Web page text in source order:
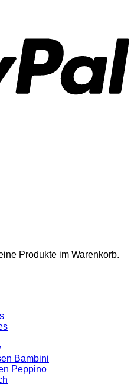
Produkte im Warenkorb.
Bambini
Peppino